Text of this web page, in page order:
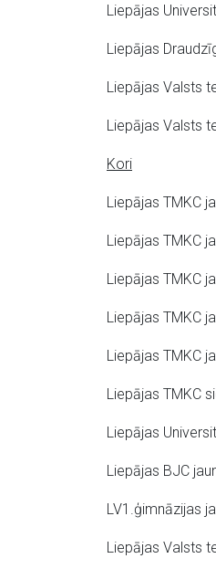
Liepājas
Liepājas
Liepājas Valsts
Liepājas Valsts
Kori
Liepājas TMKC
Liepājas TMKC
Liepājas TMKC
Liepājas TMKC
Liepājas TMKC
Liepājas TMKC
Liepājas
Liepājas BJC
LV1.ģimnāzijas
Liepājas Valsts